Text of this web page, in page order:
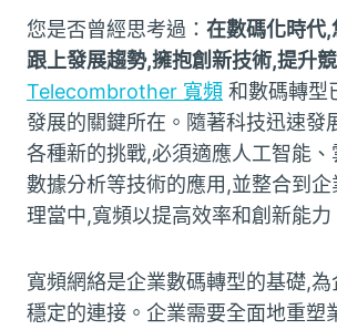
您是否曾經思考過： 在數碼化時代
跟上發展趨勢,擁抱創新技術,提升
Telecombrother 寬頻 和數碼轉型
發展的關鍵所在。隨著科技迅速發
各種新的挑戰,必須適應人工智能
數據分析等技術的應用,並整合到
理當中,寬頻以提高效率和創新能力
寬頻網絡是企業數碼轉型的基礎,
穩定的連接。企業需要全面地重塑